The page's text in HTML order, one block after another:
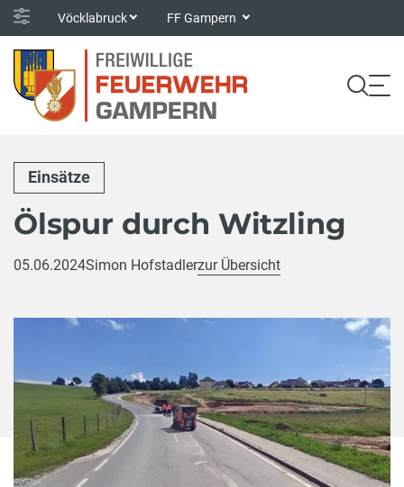
Vöcklabruck FF Gampern
Einsätze
Ölspur durch Witzling
05.06.2024Simon Hofstadlerzur Übersicht